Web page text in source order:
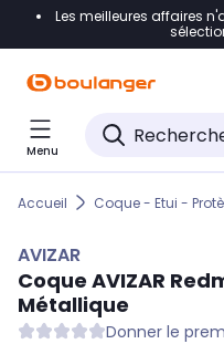
Accéder directement à
Accéder directement
Accéder directement
Les meilleures affaires
Menu
Accueil Coque - Etui -
AVIZAR
Coque AVIZAR
Métallique
Donner le